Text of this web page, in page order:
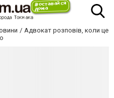
Адвокат розповів, коли це